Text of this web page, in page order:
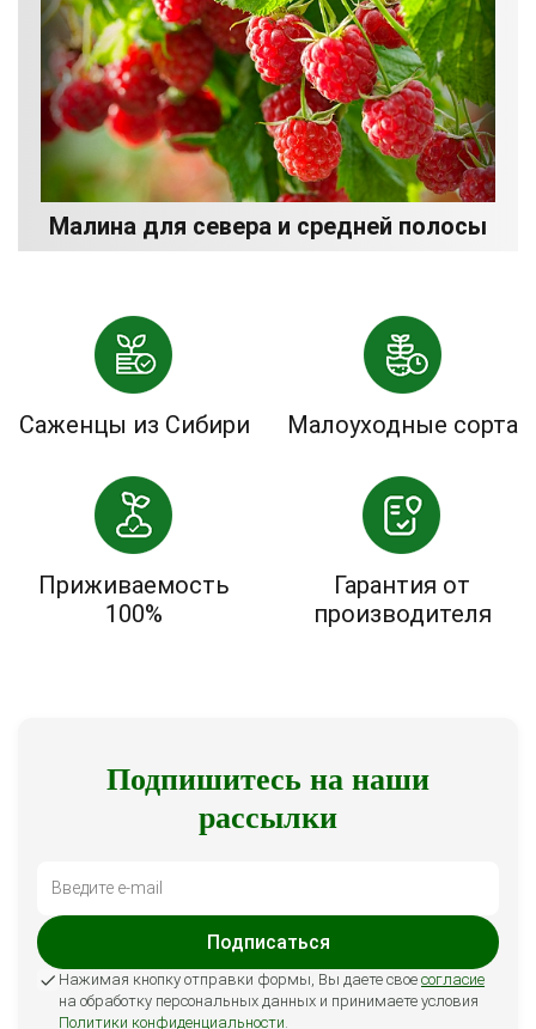
Малина для севера и средней полосы
Саженцы из Сибири Малоуходные сорта
Приживаемость
100%
Гарантия от
производителя
Подпишитесь на наши
рассылки
Подписаться
Нажимая кнопку отправки формы, Вы даете свое согласие
на обработку персональных данных и принимаете условия
Политики конфиденциальности.